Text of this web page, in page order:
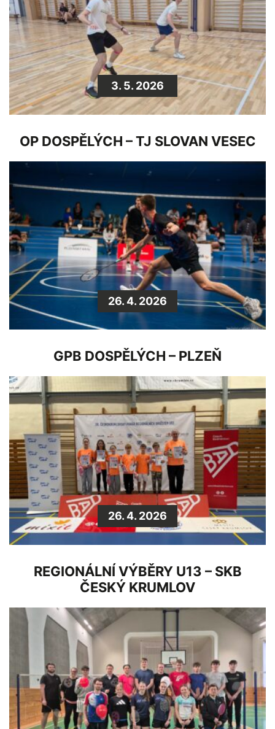
3. 5. 2026
OP DOSPĚLÝCH – TJ SLOVAN VESEC
26. 4. 2026
GPB DOSPĚLÝCH – PLZEŇ
26. 4. 2026
REGIONÁLNÍ VÝBĚRY U13 – SKB
ČESKÝ KRUMLOV